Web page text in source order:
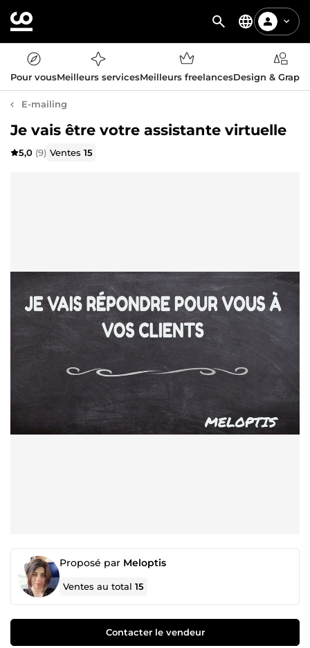
Pour vousMeilleurs servicesMeilleurs freelancesDesign &
E-mailing
Je vais être votre assistante virtuelle
5,0 (9) Ventes15
Proposé par Meloptis
Ventes au total15
Contacter le vendeur